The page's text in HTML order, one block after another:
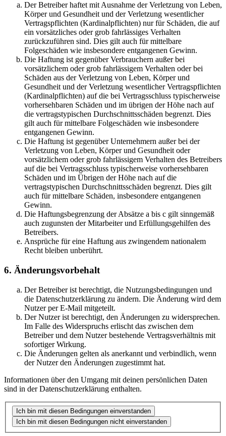
Der Betreiber haftet mit Ausnahme der Verletzung von Leben,
Körper und Gesundheit und der Verletzung wesentlicher
Vertragspflichten (Kardinalpflichten) nur für Schäden, die auf
ein vorsätzliches oder grob fahrlässiges Verhalten
zurückzuführen sind. Dies gilt auch für mittelbare
Folgeschäden wie insbesondere entgangenen Gewinn.
Die Haftung ist gegenüber Verbrauchern außer bei
vorsätzlichem oder grob fahrlässigem Verhalten oder bei
Schäden aus der Verletzung von Leben, Körper und
Gesundheit und der Verletzung wesentlicher Vertragspflichten
(Kardinalpflichten) auf die bei Vertragsschluss typischerweise
vorhersehbaren Schäden und im übrigen der Höhe nach auf
die vertragstypischen Durchschnittsschäden begrenzt. Dies
gilt auch für mittelbare Folgeschäden wie insbesondere
entgangenen Gewinn.
Die Haftung ist gegenüber Unternehmern außer bei der
Verletzung von Leben, Körper und Gesundheit oder
vorsätzlichem oder grob fahrlässigem Verhalten des Betreibers
auf die bei Vertragsschluss typischerweise vorhersehbaren
Schäden und im Übrigen der Höhe nach auf die
vertragstypischen Durchschnittsschäden begrenzt. Dies gilt
auch für mittelbare Schäden, insbesondere entgangenen
Gewinn.
Die Haftungsbegrenzung der Absätze a bis c gilt sinngemäß
auch zugunsten der Mitarbeiter und Erfüllungsgehilfen des
Betreibers.
Ansprüche für eine Haftung aus zwingendem nationalem
Recht bleiben unberührt.
6. Änderungsvorbehalt
Der Betreiber ist berechtigt, die Nutzungsbedingungen und
die Datenschutzerklärung zu ändern. Die Änderung wird dem
Nutzer per E-Mail mitgeteilt.
Der Nutzer ist berechtigt, den Änderungen zu widersprechen.
Im Falle des Widerspruchs erlischt das zwischen dem
Betreiber und dem Nutzer bestehende Vertragsverhältnis mit
sofortiger Wirkung.
Die Änderungen gelten als anerkannt und verbindlich, wenn
der Nutzer den Änderungen zugestimmt hat.
Informationen über den Umgang mit deinen persönlichen Daten
sind in der Datenschutzerklärung enthalten.